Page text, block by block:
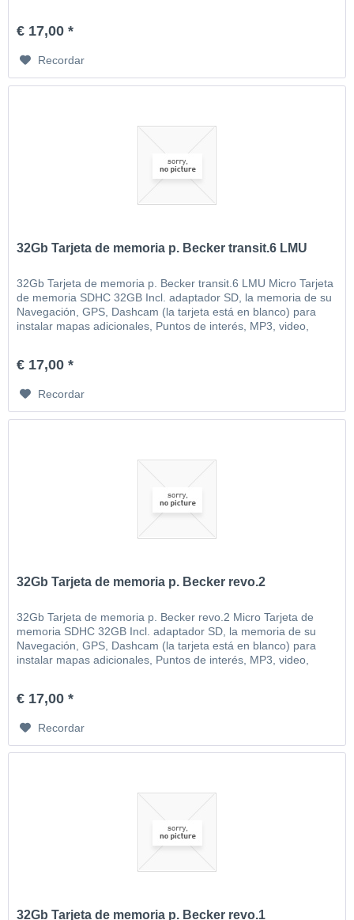
€ 17,00 *
Recordar
32Gb Tarjeta de memoria p. Becker transit.6 LMU
32Gb Tarjeta de memoria p. Becker transit.6 LMU Micro Tarjeta
de memoria SDHC 32GB Incl. adaptador SD, la memoria de su
Navegación, GPS, Dashcam (la tarjeta está en blanco) para
instalar mapas adicionales, Puntos de interés, MP3, video,
€ 17,00 *
Recordar
32Gb Tarjeta de memoria p. Becker revo.2
32Gb Tarjeta de memoria p. Becker revo.2 Micro Tarjeta de
memoria SDHC 32GB Incl. adaptador SD, la memoria de su
Navegación, GPS, Dashcam (la tarjeta está en blanco) para
instalar mapas adicionales, Puntos de interés, MP3, video,
€ 17,00 *
Recordar
32Gb Tarjeta de memoria p. Becker revo.1